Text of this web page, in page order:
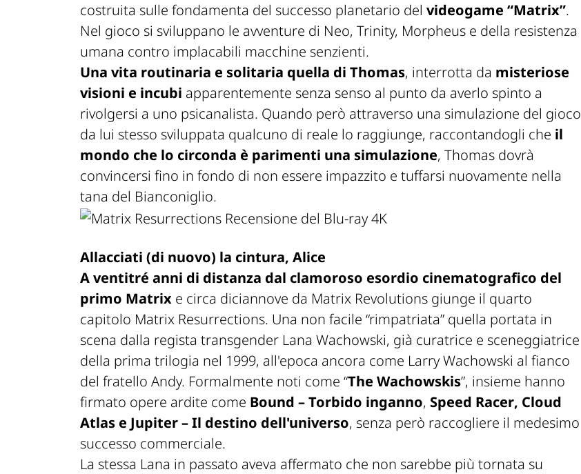
costruita sulle fondamenta del successo planetario del videogame “Matrix”.
Nel gioco si sviluppano le avventure di Neo, Trinity, Morpheus e della resistenza
umana contro implacabili macchine senzienti.
Una vita routinaria e solitaria quella di Thomas, interrotta da misteriose
visioni e incubi apparentemente senza senso al punto da averlo spinto a
rivolgersi a uno psicanalista. Quando però attraverso una simulazione del gioco
da lui stesso sviluppata qualcuno di reale lo raggiunge, raccontandogli che il
mondo che lo circonda è parimenti una simulazione, Thomas dovrà
convincersi fino in fondo di non essere impazzito e tuffarsi nuovamente nella
tana del Bianconiglio.
Allacciati (di nuovo) la cintura, Alice
A ventitré anni di distanza dal clamoroso esordio cinematografico del
primo Matrix e circa diciannove da Matrix Revolutions giunge il quarto
capitolo Matrix Resurrections. Una non facile “rimpatriata” quella portata in
scena dalla regista transgender Lana Wachowski, già curatrice e sceneggiatrice
della prima trilogia nel 1999, all'epoca ancora come Larry Wachowski al fianco
del fratello Andy. Formalmente noti come “The Wachowskis”, insieme hanno
firmato opere ardite come Bound – Torbido inganno, Speed Racer, Cloud
Atlas e Jupiter – Il destino dell'universo, senza però raccogliere il medesimo
successo commerciale.
La stessa Lana in passato aveva affermato che non sarebbe più tornata su